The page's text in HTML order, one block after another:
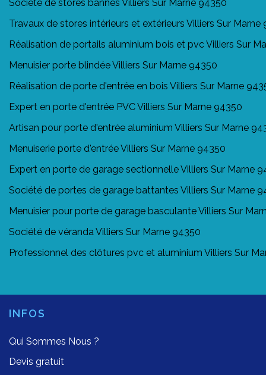
Société de stores bannes Villiers Sur Marne 94350
Travaux de stores intérieurs et extérieurs Villiers Sur Marne
Réalisation de portails aluminium bois et pvc Villiers Sur
Menuisier porte blindée Villiers Sur Marne 94350
Réalisation de porte d'entrée en bois Villiers Sur Marne
Expert en porte d'entrée PVC Villiers Sur Marne 94350
Artisan pour porte d'entrée aluminium Villiers Sur Marne
Menuiserie porte d'entrée Villiers Sur Marne 94350
Expert en porte de garage sectionnelle Villiers Sur Marne
Société de portes de garage battantes Villiers Sur Marne
Menuisier pour porte de garage basculante Villiers Sur
Société de véranda Villiers Sur Marne 94350
Professionnel des clôtures pvc et aluminium Villiers Sur
INFOS
Qui Sommes Nous ?
Devis gratuit